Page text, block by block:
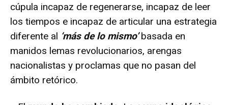
cúpula incapaz de regenerarse, incapaz de leer
los tiempos e incapaz de articular una estrategia
diferente al ‘más de lo mismo’basada en
manidos lemas revolucionarios, arengas
nacionalistas y proclamas que no pasan del
ámbito retórico.